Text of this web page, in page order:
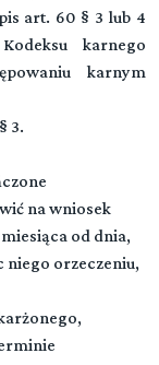
art. 60 § 3 lub 4
karnego
karnym
3.
na wniosek
od dnia,
niego orzeczeniu,